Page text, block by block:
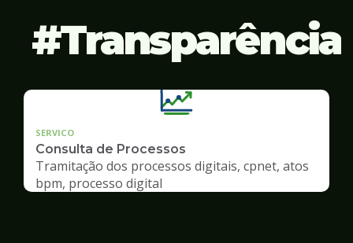
Transparência
SERVICO
Consulta de Processos
Tramitação dos processos digitais, cpnet, atos
bpm, processo digital